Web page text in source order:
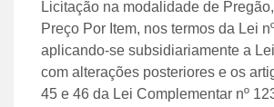
Licitação na modalidade de
Preço Por Item, nos termos da Lei
aplicando-se subsidiariamente a
com alterações posteriores e os
45 e 46 da Lei Complementar nº